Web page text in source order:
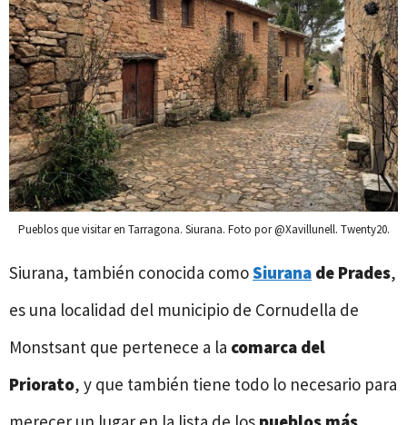
Pueblos que visitar en Tarragona. Siurana. Foto por @Xavillunell. Twenty20.
Siurana, también conocida comoSiurana de Prades,
es una localidad del municipio de Cornudella de
Monstsant que pertenece a la comarca del
Priorato, y que también tiene todo lo necesario para